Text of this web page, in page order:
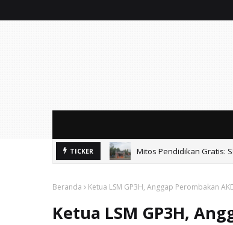
TICKER Mitos Pendidikan Gratis:
Beranda Ketua LSM GP3H, Anggap Perombakan
Ketua LSM GP3H,